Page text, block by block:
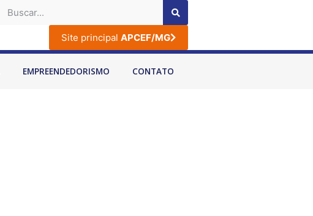
Site principal APCEF/MG
EMPREENDEDORISMO CONTATO